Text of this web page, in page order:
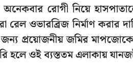
অনেকবার রোগী নিয়ে
রেল ওভারব্রিজ নির্মাণ করার
জন্য প্রয়োজনীয় জমির
হলে ওই ব্যস্ততম এলাকায়